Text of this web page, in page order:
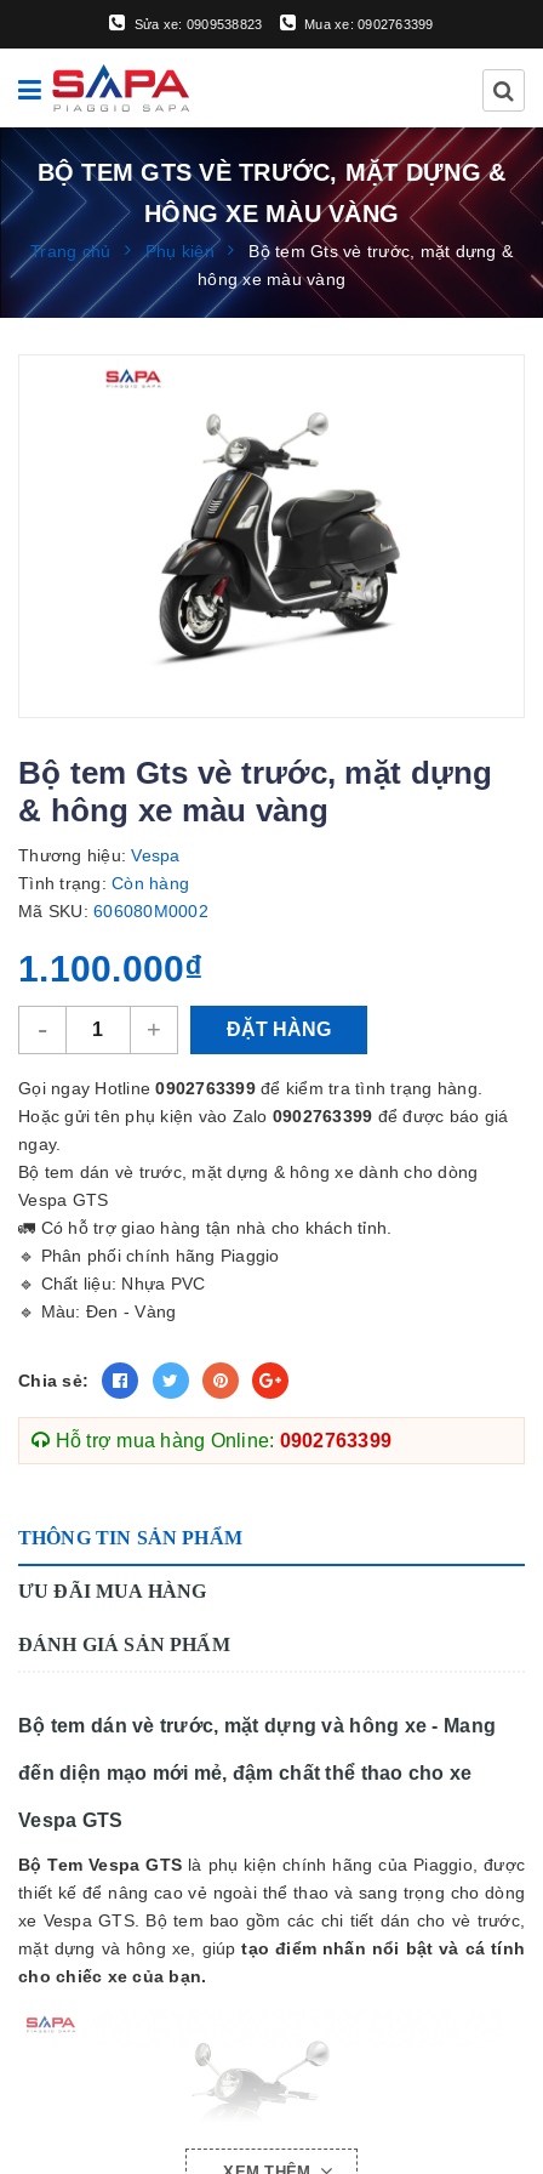
Sửa xe: 0909538823 Mua xe: 0902763399
BỘ TEM GTS VÈ TRƯỚC, MẶT DỰNG &
HÔNG XE MÀU VÀNG
Trang chủ Phụ kiện
Bộ tem Gts vè trước, mặt dựng &
hông xe màu vàng
Bộ tem Gts vè trước, mặt dựng
& hông xe màu vàng
Thương hiệu: Vespa
Tình trạng: Còn hàng
Mã SKU: 606080M0002
1.100.000₫
- + ĐẶT HÀNG
Gọi ngay Hotline0902763399để kiểm tra tình trạng hàng.
Hoặc gửi tên phụ kiện vào Zalo 0902763399 để được báo giá
ngay.
Bộ tem dán vè trước, mặt dựng & hông xe dành cho dòng
Vespa GTS
🚛 Có hỗ trợ giao hàng tận nhà cho khách tỉnh.
🔹 Phân phối chính hãng Piaggio
🔹 Chất liệu: Nhựa PVC
🔹 Màu: Đen - Vàng
Chia sẻ:
Hỗ trợ mua hàng Online: 0902763399
THÔNG TIN SẢN PHẨM
ƯU ĐÃI MUA HÀNG
ĐÁNH GIÁ SẢN PHẨM
Bộ tem dán vè trước, mặt dựng và hông xe - Mang
đến diện mạo mới mẻ, đậm chất thể thao cho xe
Vespa GTS
Bộ Tem Vespa GTS là phụ kiện chính hãng của Piaggio, được
thiết kế để nâng cao vẻ ngoài thể thao và sang trọng cho dòng
xe Vespa GTS. Bộ tem bao gồm các chi tiết dán cho vè trước,
mặt dựng và hông xe, giúptạo điểm nhấn nổi bật và cá tính
cho chiếc xe của bạn.